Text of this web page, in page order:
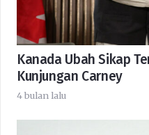
Kanada Ubah Sikap
Kunjungan Carney
4 bulan lalu